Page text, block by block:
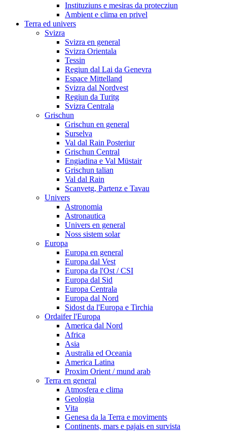
Instituziuns e mesiras da protecziun
Ambient e clima en privel
Terra ed univers
Svizra
Svizra en general
Svizra Orientala
Tessin
Regiun dal Lai da Genevra
Espace Mittelland
Svizra dal Nordvest
Regiun da Turitg
Svizra Centrala
Grischun
Grischun en general
Surselva
Val dal Rain Posteriur
Grischun Central
Engiadina e Val Müstair
Grischun talian
Val dal Rain
Scanvetg, Partenz e Tavau
Univers
Astronomia
Astronautica
Univers en general
Noss sistem solar
Europa
Europa en general
Europa dal Vest
Europa da l'Ost / CSI
Europa dal Sid
Europa Centrala
Europa dal Nord
Sidost da l'Europa e Tirchia
Ordaifer l'Europa
America dal Nord
Africa
Asia
Australia ed Oceania
America Latina
Proxim Orient / mund arab
Terra en general
Atmosfera e clima
Geologia
Vita
Genesa da la Terra e moviments
Continents, mars e pajais en survista